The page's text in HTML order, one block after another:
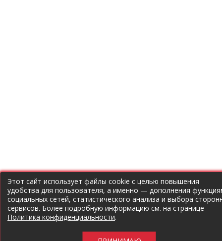
Этот сайт использует файлы cookie с целью повышения
удобства для пользователя, а именно — дополнения
социальных сетей, статистического анализа и выбора
сервисов. Более подробную информацию см. на странице
Политика конфиденциальности.